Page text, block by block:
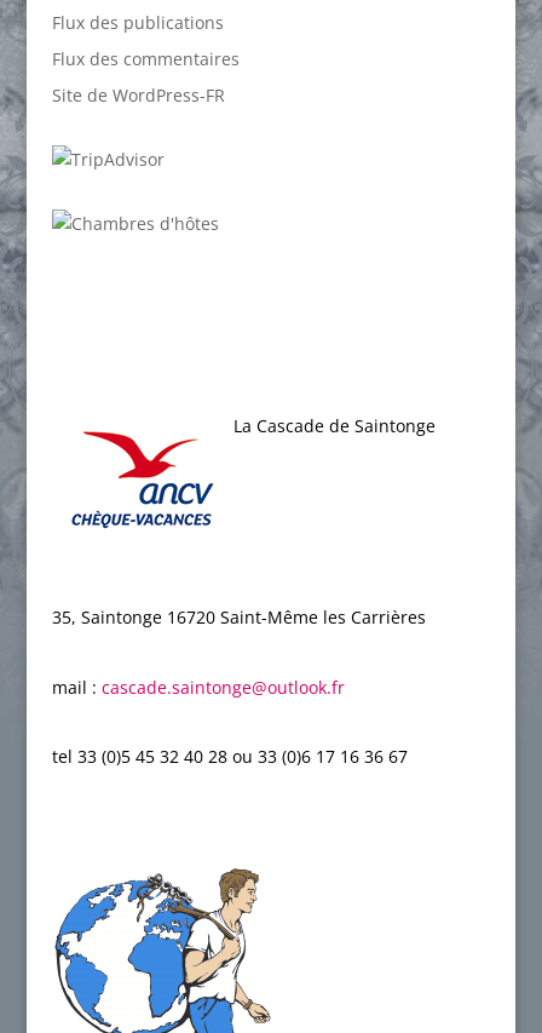
Flux des publications
Flux des commentaires
Site de WordPress-FR
La Cascade de Saintonge
35, Saintonge 16720 Saint-Même les Carrières
mail : cascade.saintonge@outlook.fr,
tel 33 (0)5 45 32 40 28 ou 33 (0)6 17 16 36 67